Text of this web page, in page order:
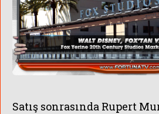
Satış sonrasında Rupert